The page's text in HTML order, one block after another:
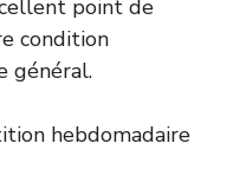
point de
condition
général.
hebdomadaire